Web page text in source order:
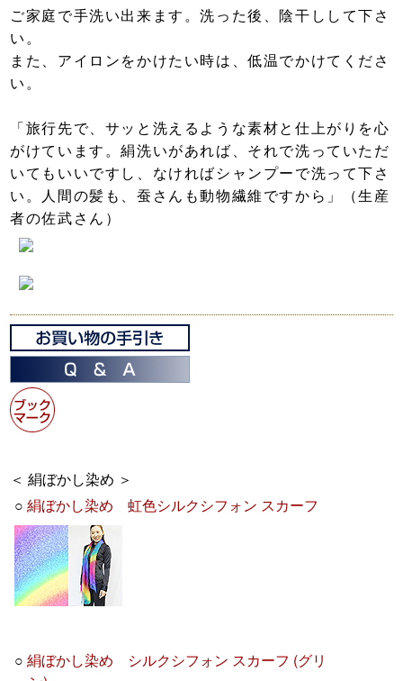
ご家庭で手洗い出来ます。洗った後、陰干しして下さ
い。
また、アイロンをかけたい時は、低温でかけてくださ
い。
「旅行先で、サッと洗えるような素材と仕上がりを心
がけています。絹洗いがあれば、それで洗っていただ
いてもいいですし、なければシャンプーで洗って下さ
い。人間の髪も、蚕さんも動物繊維ですから」（生産
者の佐武さん）
＜ 絹ぼかし染め ＞
○絹ぼかし染め 虹色シルクシフォン スカーフ
○絹ぼかし染め シルクシフォン スカーフ (グリ